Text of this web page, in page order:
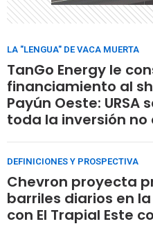
LA "LENGUA" DE VACA MUERTA
TanGo Energy le
financiamiento al
Payún Oeste: URSA
toda la inversión no
DEFINICIONES Y PROSPECTIVA
Chevron proyecta
barriles diarios en
con El Trapial Este